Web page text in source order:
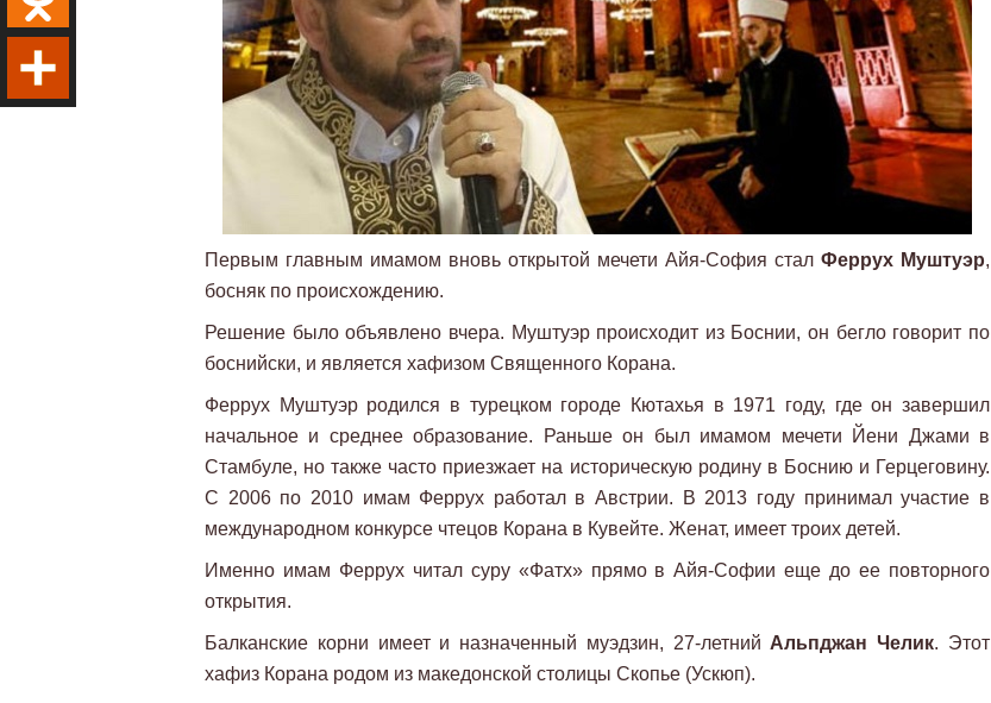
Первым главным имамом вновь открытой мечети Айя-София стал Феррух Муштуэр,
босняк по происхождению.
Решение было объявлено вчера. Муштуэр происходит из Боснии, он бегло говорит по
боснийски, и является хафизом Священного Корана.
Феррух Муштуэр родился в турецком городе Кютахья в 1971 году, где он завершил
начальное и среднее образование. Раньше он был имамом мечети Йени Джами в
Стамбуле, но также часто приезжает на историческую родину в Боснию и Герцеговину.
С 2006 по 2010 имам Феррух работал в Австрии. В 2013 году принимал участие в
международном конкурсе чтецов Корана в Кувейте. Женат, имеет троих детей.
Именно имам Феррух читал суру «Фатх» прямо в Айя-Софии еще до ее повторного
открытия.
Балканские корни имеет и назначенный муэдзин, 27-летний Альпджан Челик. Этот
хафиз Корана родом из македонской столицы Скопье (Ускюп).
Odnoklassniki